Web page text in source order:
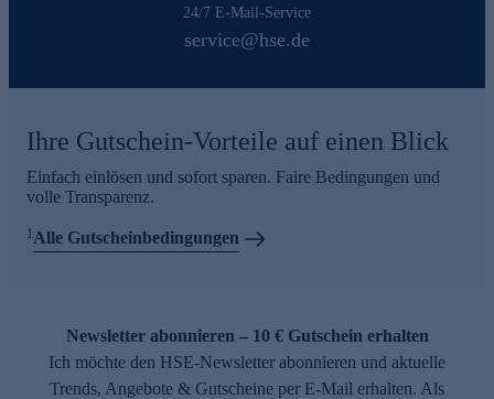
24/7 E-Mail-Service
service@hse.de
Ihre Gutschein-Vorteile auf einen Blick
Einfach einlösen und sofort sparen. Faire Bedingungen und
volle Transparenz.
1Alle Gutscheinbedingungen
Newsletter abonnieren – 10 € Gutschein erhalten
Ich möchte den HSE-Newsletter abonnieren und aktuelle
Trends, Angebote & Gutscheine per E-Mail erhalten. Als